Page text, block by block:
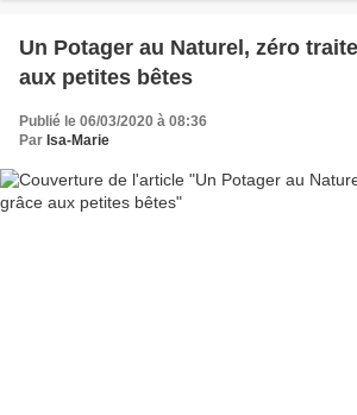
Un Potager au Naturel, zéro
aux petites bêtes
Publié le 06/03/2020 à 08:36
Par Isa-Marie